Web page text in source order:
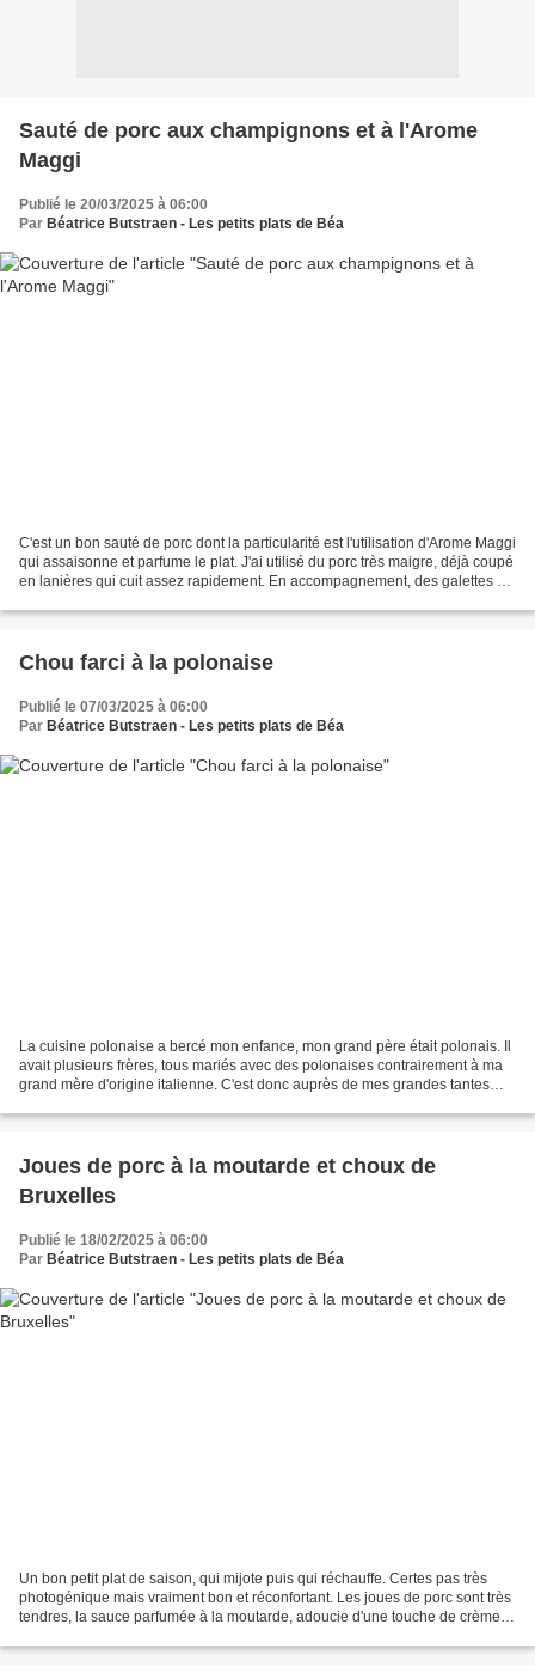
Sauté de porc aux champignons et à l'Arome
Maggi
Publié le 20/03/2025 à 06:00
Par Béatrice Butstraen - Les petits plats de Béa
C'est un bon sauté de porc dont la particularité est l'utilisation d'Arome Maggi
qui assaisonne et parfume le plat. J'ai utilisé du porc très maigre, déjà coupé
en lanières qui cuit assez rapidement. En accompagnement, des galettes de
Chou farci à la polonaise
Publié le 07/03/2025 à 06:00
Par Béatrice Butstraen - Les petits plats de Béa
La cuisine polonaise a bercé mon enfance, mon grand père était polonais. Il
avait plusieurs frères, tous mariés avec des polonaises contrairement à ma
grand mère d'origine italienne. C'est donc auprès de mes grandes tantes
Joues de porc à la moutarde et choux de
Bruxelles
Publié le 18/02/2025 à 06:00
Par Béatrice Butstraen - Les petits plats de Béa
Un bon petit plat de saison, qui mijote puis qui réchauffe. Certes pas très
photogénique mais vraiment bon et réconfortant. Les joues de porc sont très
tendres, la sauce parfumée à la moutarde, adoucie d'une touche de crème